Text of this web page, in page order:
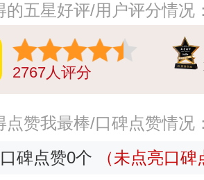
的五星好评/用户评分情况
2767人评分
点赞我最棒/口碑点赞情况
碑点赞0个
（未点亮口